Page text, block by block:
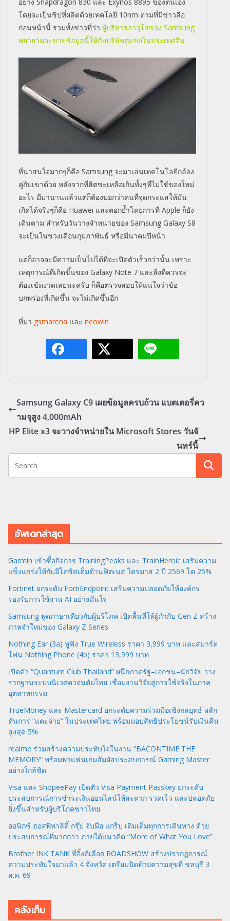
โดยจะเป็นชิปที่ผลิตด้วยเทคโลยี 10nm ตามที่มีข่าวลือ
ก่อนหน้านี้ รวมทั้งข่าวที่ว่า ผู้บริหารอาวุโสของ Samsung
พยายามจะขายข้อมูลนี้ให้กับบริษัทคู่แข่งในประเทศจีน
ที่น่าสนใจมากๆก็คือ Samsung จะมาเล่นเทคโนโลยีกล้อง
คู่กับเขาด้วย หลังจากที่ฮิตซะเหลือเกินทั้งๆที่ไม่ใช้ของใหม่
อะไร มีมานานแล้วแต่ก็ต้องบอกว่าคนที่จุดกระแสให้มัน
เกิดได้จริงๆก็คือ Huawei และตอกย้ำโดยการที่ Apple ก็ยัง
เดินตาม สำหรับวันวางจำหน่ายของ Samsung Galaxy S8
จะเป็นในช่วงเดือนกุมภาพันธ์ หรือมีนาคมปีหน้า
แต่ก็อาจจะมีความเป็นไปได้ที่จะเปิดตัวเร็วกว่านั้น เพราะ
เหตุการณ์ที่เกิดขึ้นของ Galaxy Note 7 และสิ่งที่ควรจะ
ต้องเข้มงวดเลยนะครับ ก็คือตรวจสอบให้แน่ใจว่าข้อ
บกพร่องที่เกิดขึ้น จะไม่เกิดขึ้นอีก
ที่มา gsmarena และ neowin
Samsung Galaxy C9 เผยข้อมูลครบถ้วน แบตเตอรี่คว
ามจุสูง 4,000mAh
HP Elite x3 จะวางจำหน่ายใน Microsoft Stores วันจั
นทร์นี้
อัพเดทล่าสุด
Garmin เข้าซื้อกิจการ TrainingPeaks และ TrainHeroic เสริมความ
แข็งแกร่งให้กับอีโคซิสเต็มด้านฟิตเนส ไตรมาส 2 ปี 2569 โต 25%
Fortinet ยกระดับ FortiEndpoint เสริมความปลอดภัยให้องค์กร
รองรับการใช้งาน AI อย่างมั่นใจ
Samsung พูดภาษาเดียวกับผู้บริโภค เปิดพื้นที่ให้ผู้กำกับ Gen Z สร้าง
ภาพจำใหม่ของ Galaxy Z Series
Nothing Ear (3a) หูฟัง True Wireless ราคา 3,999 บาท และสมาร์ต
โฟน Nothing Phone (4b) ราคา 13,999 บาท
เปิดตัว “Quantum Club Thailand” ผนึกภาครัฐ–เอกชน–นักวิจัย วาง
รากฐานระบบนิเวศควอนตัมไทย เชื่อมงานวิจัยสู่การใช้จริงในภาค
อุตสาหกรรม
TrueMoney และ Mastercard ยกระดับความร่วมมือเชิงกลยุทธ์ ผลัก
ดันการ “แตะจ่าย” ในประเทศไทย พร้อมมอบสิทธิประโยชน์รับเงินคืน
สูงสุด 5%
realme ร่วมสร้างความประทับใจในงาน “BACONTIME THE
MEMORY” พร้อมพาแฟนเกมสัมผัสประสบการณ์ Gaming Master
อย่างใกล้ชิด
Visa และ ShopeePay เปิดตัว Visa Payment Passkey ยกระดับ
ประสบการณ์การชำระเงินออนไลน์ให้สะดวก รวดเร็ว และปลอดภัย
ยิ่งขึ้นสำหรับผู้บริโภคชาวไทย
ออนิกซ์ ฮอสพิทาลิตี้ กรุ๊ป จับมือ แกร็บ เติมเต็มทุกการเดินทาง ด้วย
ประสบการณ์ที่มากกว่า ภายใต้แนวคิด “More of What You Love”
Brother INK TANK ที่อิ้งค์เลือก ROADSHOW สร้างปรากฏการณ์
ความประทับใจมาแล้ว 4 จังหวัด เตรียมปิดท้ายความสุขที่ ชลบุรี 3
ส.ค. 69
คลังเก็บ